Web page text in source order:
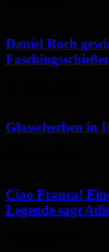
Daniel Roch
Glasscherben in
Ciao Franca!
Legende sagt